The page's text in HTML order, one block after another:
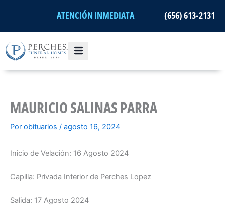
ATENCIÓN INMEDIATA (656) 613-2131
MAURICIO SALINAS PARRA
Por obituarios / agosto 16, 2024
Inicio de Velación: 16 Agosto 2024
Capilla: Privada Interior de Perches Lopez
Salida: 17 Agosto 2024